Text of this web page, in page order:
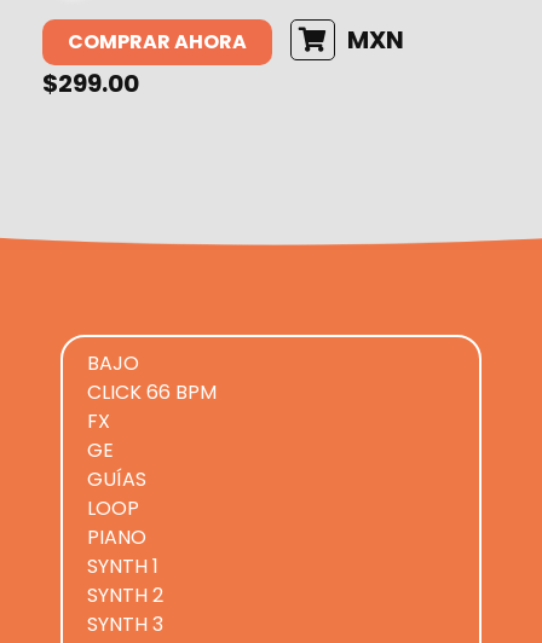
COMPRAR AHORA
MXN
$299.00
BAJO
CLICK 66 BPM
FX
GE
GUÍAS
LOOP
PIANO
SYNTH 1
SYNTH 2
SYNTH 3